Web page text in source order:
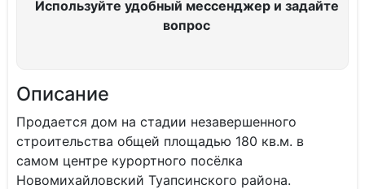
Используйте удобный мессенджер и задайте
вопрос
Описание
Пpодается дом на стадии незавершенного
строительства общей площадью 180 кв.м. в
самом центре курортного посёлка
Новомихайловский Туапсинского района.